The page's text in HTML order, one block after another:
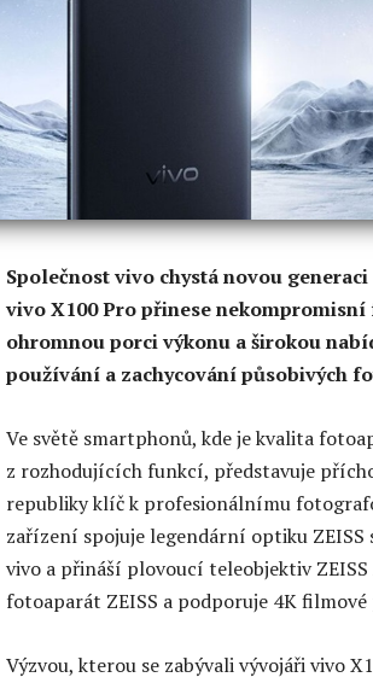
Společnost vivo chystá novou
vivo X100 Pro přinese
ohromnou porci výkonu a širokou
používání a zachycování působivých
Ve světě smartphonů, kde je kvalita
z rozhodujících funkcí, představuje
republiky klíč k profesionálnímu
zařízení spojuje legendární optiku
vivo a přináší plovoucí teleobjektiv
fotoaparát ZEISS a podporuje 4K
Výzvou, kterou se zabývali vývojáři vivo